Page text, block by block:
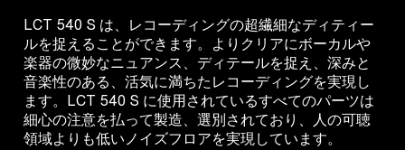
LCT 540 S は、レコーディングの超繊細なディティー
ルを捉えることができます。よりクリアにボーカルや
楽器の微妙なニュアンス、ディテールを捉え、深みと
音楽性のある、活気に満ちたレコーディングを実現し
ます。LCT 540 S に使用されているすべてのパーツは
細心の注意を払って製造、選別されており、人の可聴
領域よりも低いノイズフロアを実現しています。